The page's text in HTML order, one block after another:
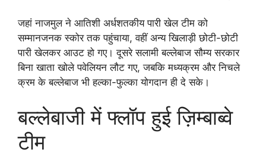
जहां नाजमुल ने आतिशी अर्धशतकीय पारी खेल टीम को
सम्मानजनक स्कोर तक पहुंचाया, वहीं अन्य खिलाड़ी छोटी-छोटी
पारी खेलकर आउट हो गए। दूसरे सलामी बल्लेबाज सौम्य सरकार
बिना खाता खोले पवेलियन लौट गए, जबकि मध्यक्रम और निचले
क्रम के बल्लेबाज भी हल्का-फुल्का योगदान ही दे सके।
बल्लेबाजी में फ्लॉप हुई ज़िम्बाब्वे
टीम